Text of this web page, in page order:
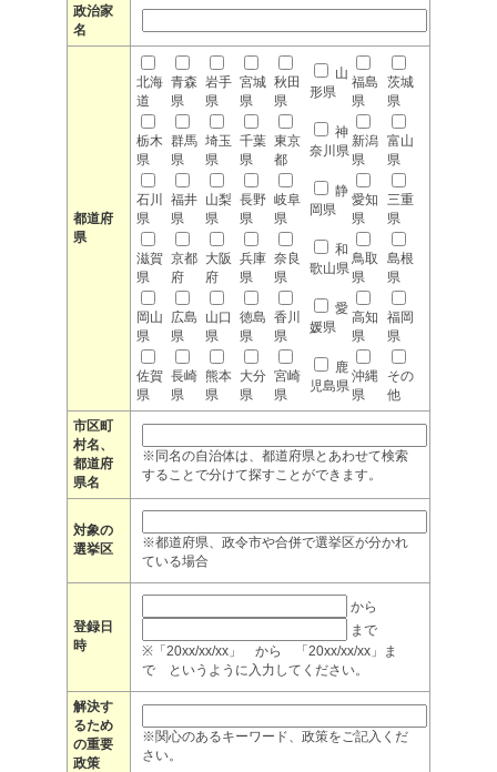
政治家
名
都道府
県
北海
道
青森
県
岩手
県
宮城
県
秋田
県
山
形県
福島
県
茨城
県
栃木
県
群馬
県
埼玉
県
千葉
県
東京
都
神
奈川県
新潟
県
富山
県
石川
県
福井
県
山梨
県
長野
県
岐阜
県
静
岡県
愛知
県
三重
県
滋賀
県
京都
府
大阪
府
兵庫
県
奈良
県
和
歌山県
鳥取
県
島根
県
岡山
県
広島
県
山口
県
徳島
県
香川
県
愛
媛県
高知
県
福岡
県
佐賀
県
長崎
県
熊本
県
大分
県
宮崎
県
鹿
児島県
沖縄
県
その
他
市区町
村名、
都道府
県名
※同名の自治体は、都道府県とあわせて検索
することで分けて探すことができます。
対象の
選挙区
※都道府県、政令市や合併で選挙区が分かれ
ている場合
登録日
時
から
まで
※「20xx/xx/xx」 から 「20xx/xx/xx」ま
で というように入力してください。
解決す
るため
の重要
政策
※関心のあるキーワード、政策をご記入くだ
さい。